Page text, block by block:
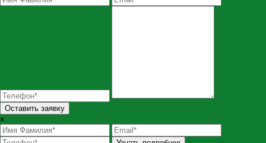
Оставить заявку
×